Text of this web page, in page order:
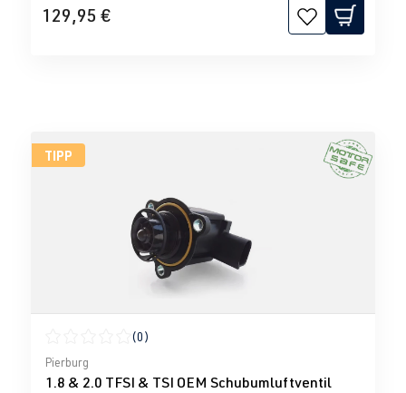
129,95 €
TIPP
Durchschnittliche Bewertung von 0 von 5 Sternen
(0)
Pierburg
1.8 & 2.0 TFSI & TSI OEM Schubumluftventil